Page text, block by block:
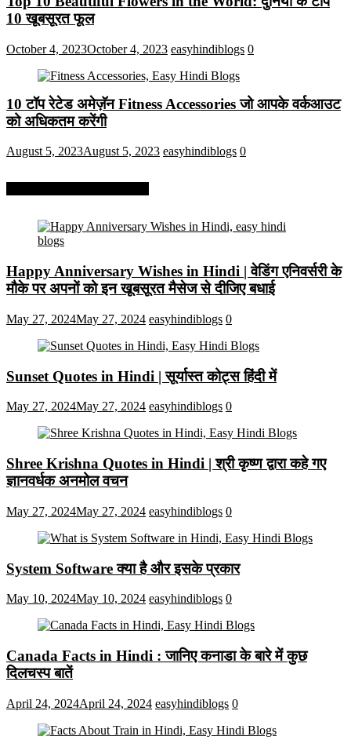
10 खूबसूरत फूल
October 4, 2023October 4, 2023 easyhindiblogs 0
10 टॉप रेटेड अमेज़ॅन Fitness Accessories जो आपके वर्कआउट
को अधिकतम करेंगी
August 5, 2023August 5, 2023 easyhindiblogs 0
Happy Anniversary Wishes in Hindi | वेडिंग एनिवर्सरी के
मौके पर अपनों को इन खूबसूरत मैसेज से दीजिए बधाई
May 27, 2024May 27, 2024 easyhindiblogs 0
Sunset Quotes in Hindi | सूर्यास्त कोट्स हिंदी में
May 27, 2024May 27, 2024 easyhindiblogs 0
Shree Krishna Quotes in Hindi | श्री कृष्ण द्वारा कहे गए
ज्ञानवर्धक अनमोल वचन
May 27, 2024May 27, 2024 easyhindiblogs 0
System Software क्या है और इसके प्रकार
May 10, 2024May 10, 2024 easyhindiblogs 0
Canada Facts in Hindi : जानिए कनाडा के बारे में कुछ
दिलचस्प बातें
April 24, 2024April 24, 2024 easyhindiblogs 0